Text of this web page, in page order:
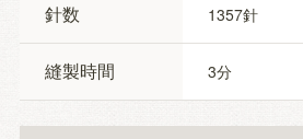
針数 1357
縫製時間 3